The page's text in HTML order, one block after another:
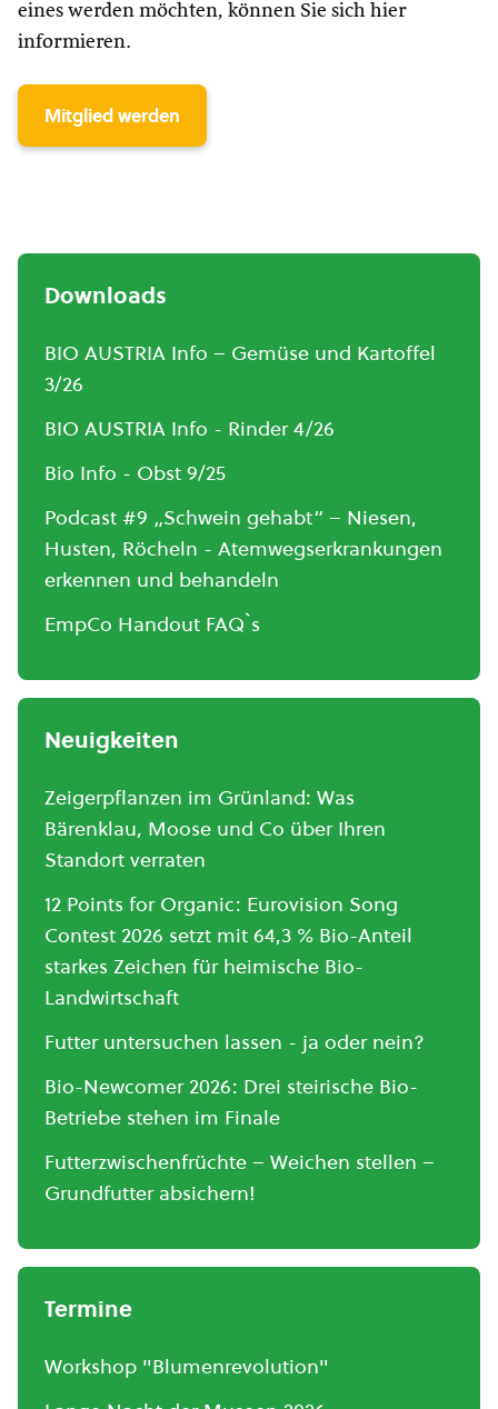
eines werden möchten, können Sie sich hier
informieren.
Mitglied werden
Downloads
BIO AUSTRIA Info – Gemüse und Kartoffel
3/26
BIO AUSTRIA Info - Rinder 4/26
Bio Info - Obst 9/25
Podcast #9 „Schwein gehabt“ – Niesen,
Husten, Röcheln - Atemwegserkrankungen
erkennen und behandeln
EmpCo Handout FAQ`s
Neuigkeiten
Zeigerpflanzen im Grünland: Was
Bärenklau, Moose und Co über Ihren
Standort verraten
12 Points for Organic: Eurovision Song
Contest 2026 setzt mit 64,3 % Bio-Anteil
starkes Zeichen für heimische Bio-
Landwirtschaft
Futter untersuchen lassen - ja oder nein?
Bio-Newcomer 2026: Drei steirische Bio-
Betriebe stehen im Finale
Futterzwischenfrüchte – Weichen stellen –
Grundfutter absichern!
Termine
Workshop "Blumenrevolution"